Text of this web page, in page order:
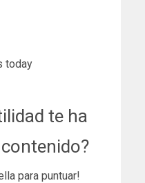
today
te ha
para puntuar!